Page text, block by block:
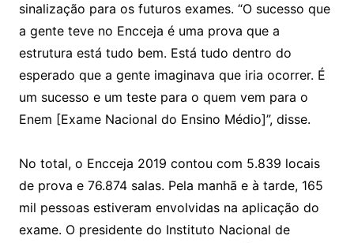
sinalização para os futuros exames. “O sucesso que
a gente teve no Encceja é uma prova que a
estrutura está tudo bem. Está tudo dentro do
esperado que a gente imaginava que iria ocorrer. É
um sucesso e um teste para o quem vem para o
Enem [Exame Nacional do Ensino Médio]”, disse.
No total, o Encceja 2019 contou com 5.839 locais
de prova e 76.874 salas. Pela manhã e à tarde, 165
mil pessoas estiveram envolvidas na aplicação do
exame. O presidente do Instituto Nacional de